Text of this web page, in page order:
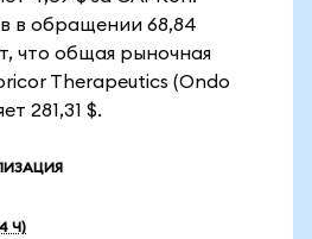
в обращении 68,84
что общая рыночная
Therapeutics (Ondo
281,31 $.
Ч)